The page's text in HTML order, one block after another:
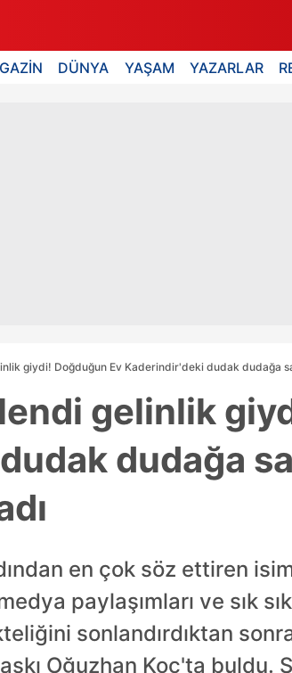
DÜNYA YAŞAM YAZARLAR
giydi! Doğduğun Ev Kaderindir'deki dudak dudağa
gelinlik
dudağa
en çok söz ettiren
paylaşımları ve sık
sonlandırdıktan
Oğuzhan Koç'ta buldu.